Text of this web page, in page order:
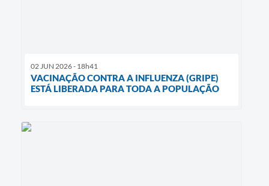
02 JUN 2026 - 18h41
VACINAÇÃO CONTRA A INFLUENZA (GRIPE)
ESTÁ LIBERADA PARA TODA A POPULAÇÃO